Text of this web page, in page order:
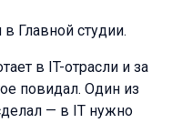
Главной студии.
в IT-отрасли и за
повидал. Один из
— в IT нужно